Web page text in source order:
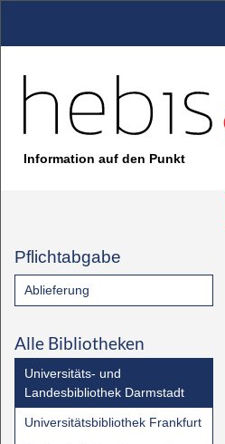
Information auf den Punkt
Pflichtabgabe
Ablieferung
Alle Bibliotheken
Universitäts- und
Landesbibliothek Darmstadt
Universitätsbibliothek Frankfurt